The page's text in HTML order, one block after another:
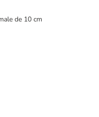
de 10 cm